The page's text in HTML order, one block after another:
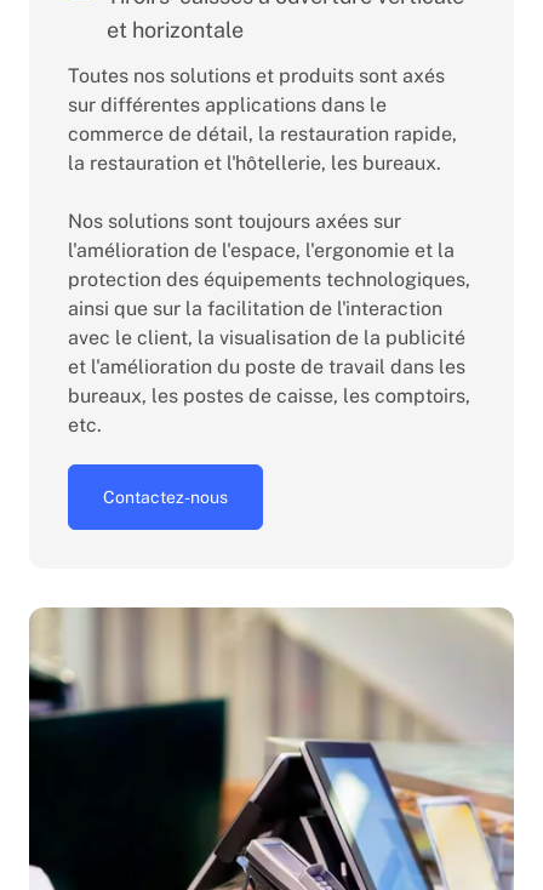
et horizontale
Toutes nos solutions et produits sont axés
sur différentes applications dans le
commerce de détail, la restauration rapide,
la restauration et l'hôtellerie, les bureaux.
Nos solutions sont toujours axées sur
l'amélioration de l'espace, l'ergonomie et la
protection des équipements technologiques,
ainsi que sur la facilitation de l'interaction
avec le client, la visualisation de la publicité
et l'amélioration du poste de travail dans les
bureaux, les postes de caisse, les comptoirs,
etc.
Contactez-nous